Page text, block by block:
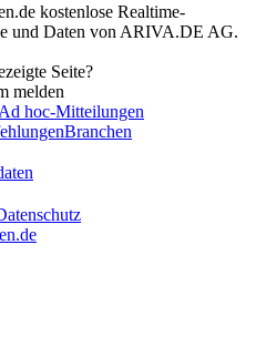
kostenlose Realtime-
und Daten von ARIVA.DE AG.
Seite?
melden
Ad hoc-Mitteilungen
Branchen